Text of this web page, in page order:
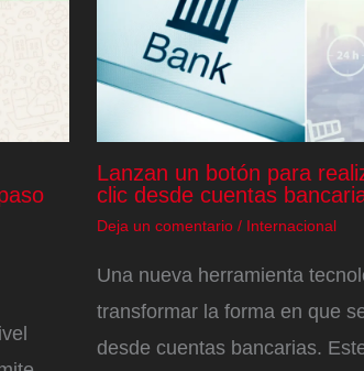
Lanzan un botón para
clic desde cuentas
Deja un comentario / Internacional
Una nueva herramienta
transformar la forma en que
desde cuentas bancarias.